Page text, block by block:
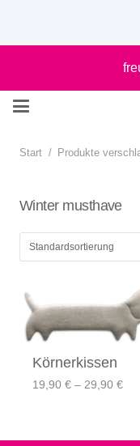
Start / Produkte
Winter musthave
Körnerkissen
19,90 € – 29,90 €